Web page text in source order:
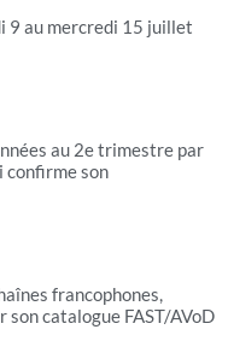
9 au mercredi 15 juillet
au 2e trimestre par
confirme son
francophones,
son catalogue FAST/AVoD